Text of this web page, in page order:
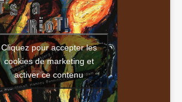
Cliquez pour accepter les
cookies de marketing et
activer ce contenu